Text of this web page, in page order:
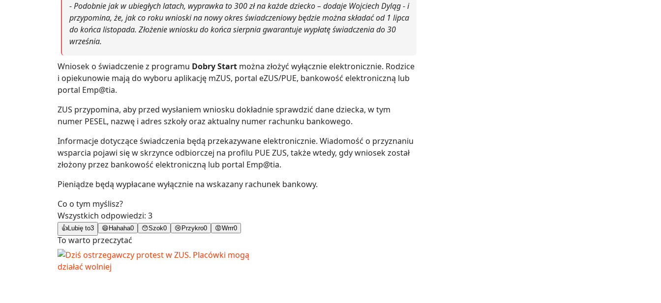
- Podobnie jak w ubiegłych latach, wyprawka to 300 zł na każde dziecko – dodaje Wojciech Dyląg - i
przypomina, że, jak co roku wnioski na nowy okres świadczeniowy będzie można składać od 1 lipca
do końca listopada. Złożenie wniosku do końca sierpnia gwarantuje wypłatę świadczenia do 30
września.
Wniosek o świadczenie z programu Dobry Start można złożyć wyłącznie elektronicznie. Rodzice
i opiekunowie mają do wyboru aplikację mZUS, portal eZUS/PUE, bankowość elektroniczną lub
portal Emp@tia.
ZUS przypomina, aby przed wysłaniem wniosku dokładnie sprawdzić dane dziecka, w tym
numer PESEL, nazwę i adres szkoły oraz aktualny numer rachunku bankowego.
Informacje dotyczące świadczenia będą przekazywane elektronicznie. Wiadomość o przyznaniu
wsparcia pojawi się w skrzynce odbiorczej na profilu PUE ZUS, także wtedy, gdy wniosek został
złożony przez bankowość elektroniczną lub portal Emp@tia.
Pieniądze będą wypłacane wyłącznie na wskazany rachunek bankowy.
Co o tym myślisz?
Wszystkich odpowiedzi: 3
👍Lubię to3 😄 Hahaha0 😯Szok0 😢 Przykro0 😡Wrrr0
To warto przeczytać